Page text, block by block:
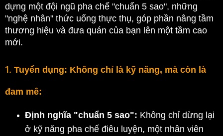
dựng một đội ngũ pha chế "chuẩn 5 sao", những
"nghệ nhân" thức uống thực thụ, góp phần nâng tầm
thương hiệu và đưa quán của bạn lên một tầm cao
mới.
1. Tuyển dụng: Không chỉ là kỹ năng, mà còn là
đam mê:
Định nghĩa "chuẩn 5 sao": Không chỉ dừng lại
ở kỹ năng pha chế điêu luyện, một nhân viên